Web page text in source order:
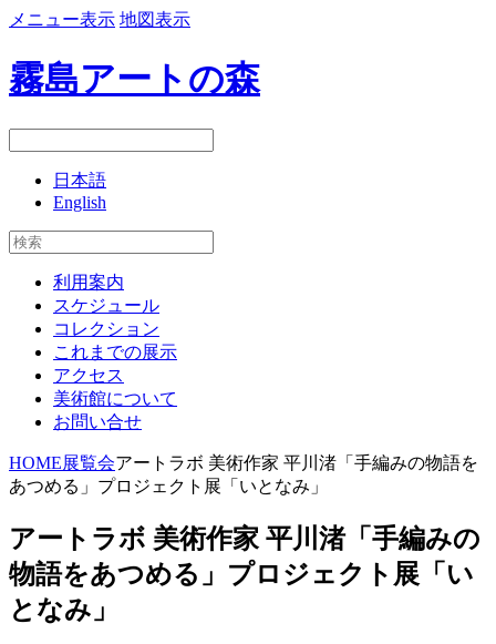
メニュー表示 地図表示
霧島アートの森
日本語
English
利用案内
スケジュール
コレクション
これまでの展示
アクセス
美術館について
お問い合せ
HOME展覧会アートラボ 美術作家 平川渚「手編みの物語を
あつめる」プロジェクト展「いとなみ」
アートラボ 美術作家 平川渚「手編みの
物語をあつめる」プロジェクト展「い
となみ」